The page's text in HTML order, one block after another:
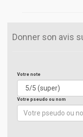
Donner son avis
Votre note
Votre pseudo ou nom